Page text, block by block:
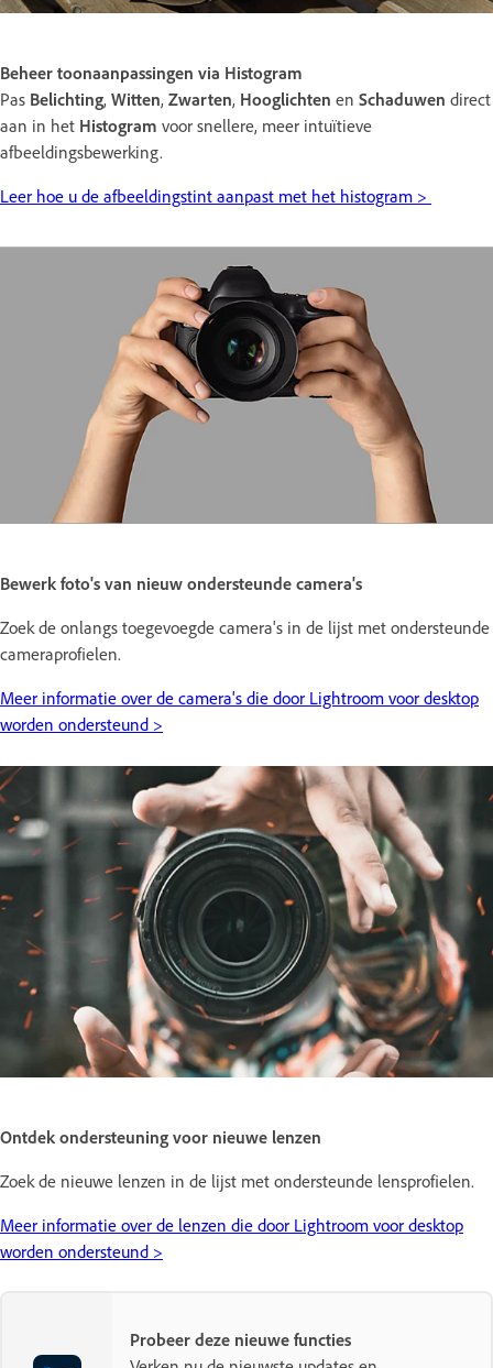
Beheer toonaanpassingen via Histogram
Pas Belichting, Witten, Zwarten, Hooglichten en Schaduwen direct
aan in het Histogram voor snellere, meer intuïtieve
afbeeldingsbewerking.
Leer hoe u de afbeeldingstint aanpast met het histogram >
Bewerk foto's van nieuw ondersteunde camera's
Zoek de onlangs toegevoegde camera's in de lijst met ondersteunde
cameraprofielen.
Meer informatie over de camera's die door Lightroom voor desktop
worden ondersteund >
Ontdek ondersteuning voor nieuwe lenzen
Zoek de nieuwe lenzen in de lijst met ondersteunde lensprofielen.
Meer informatie over de lenzen die door Lightroom voor desktop
worden ondersteund >
Probeer deze nieuwe functies